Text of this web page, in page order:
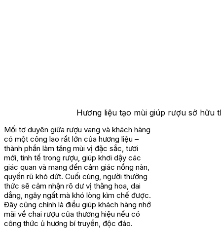
Hương liệu tạo mùi giúp rượu sở
Mối tơ duyên giữa rượu vang và khách hàng
có một công lao rất lớn của hương liệu –
thành phần làm tăng mùi vị đặc sắc, tươi
mới, tinh tế trong rượu, giúp khơi dậy các
giác quan và mang đến cảm giác nồng nàn,
quyến rũ khó dứt. Cuối cùng, người thưởng
thức sẽ cảm nhận rõ dư vị thăng hoa, dai
dẳng, ngây ngất mà khó lòng kìm chế được.
Đây cũng chính là điều giúp khách hàng nhớ
mãi về chai rượu của thương hiệu nếu có
công thức ủ hương bí truyền, độc đáo.